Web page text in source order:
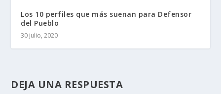
Los 10 perfiles que más suenan para Defensor
del Pueblo
30 julio, 2020
DEJA UNA RESPUESTA